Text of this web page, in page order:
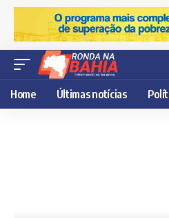
Home Últimas notícias